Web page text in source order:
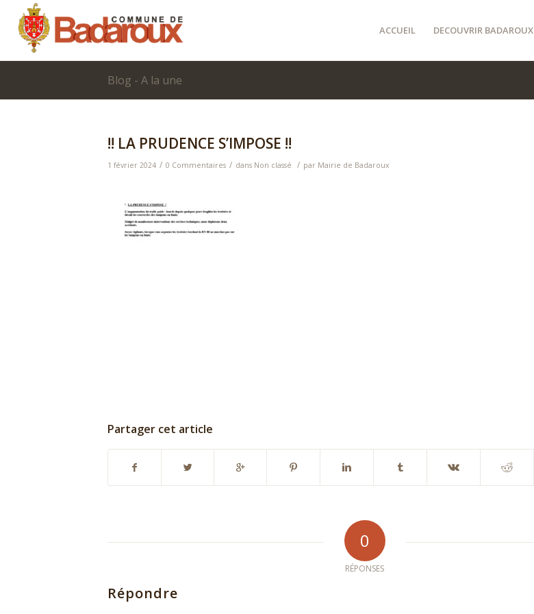
ACCUEIL DECOUVRIR BADAROUX
Blog - A la une
!! LA PRUDENCE S’IMPOSE !!
1 février 2024 / 0 Commentaires / dans Non classé / par Mairie de Badaroux
Partager cet article
0
RÉPONSES
Répondre